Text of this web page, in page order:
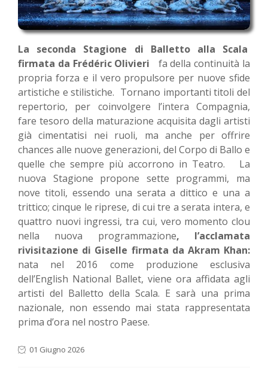
La seconda Stagione di Balletto alla Scala
firmata da Frédéric Olivieri fa della continuità la
propria forza e il vero propulsore per nuove sfide
artistiche e stilistiche. Tornano importanti titoli del
repertorio, per coinvolgere l’intera Compagnia,
fare tesoro della maturazione acquisita dagli artisti
già cimentatisi nei ruoli, ma anche per offrire
chances alle nuove generazioni, del Corpo di Ballo e
quelle che sempre più accorrono in Teatro. La
nuova Stagione propone sette programmi, ma
nove titoli, essendo una serata a dittico e una a
trittico; cinque le riprese, di cui tre a serata intera, e
quattro nuovi ingressi, tra cui, vero momento clou
nella nuova programmazione, l’acclamata
rivisitazione di Giselle firmata da Akram Khan:
nata nel 2016 come produzione esclusiva
dell’English National Ballet, viene ora affidata agli
artisti del Balletto della Scala. E sarà una prima
nazionale, non essendo mai stata rappresentata
prima d’ora nel nostro Paese.
01 Giugno 2026